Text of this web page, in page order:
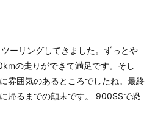
ーリングしてきました。ずっとや
の走りができて満足です。そし
雰囲気のあるところでしたね。最終
帰るまでの顛末です。 900SSで恐